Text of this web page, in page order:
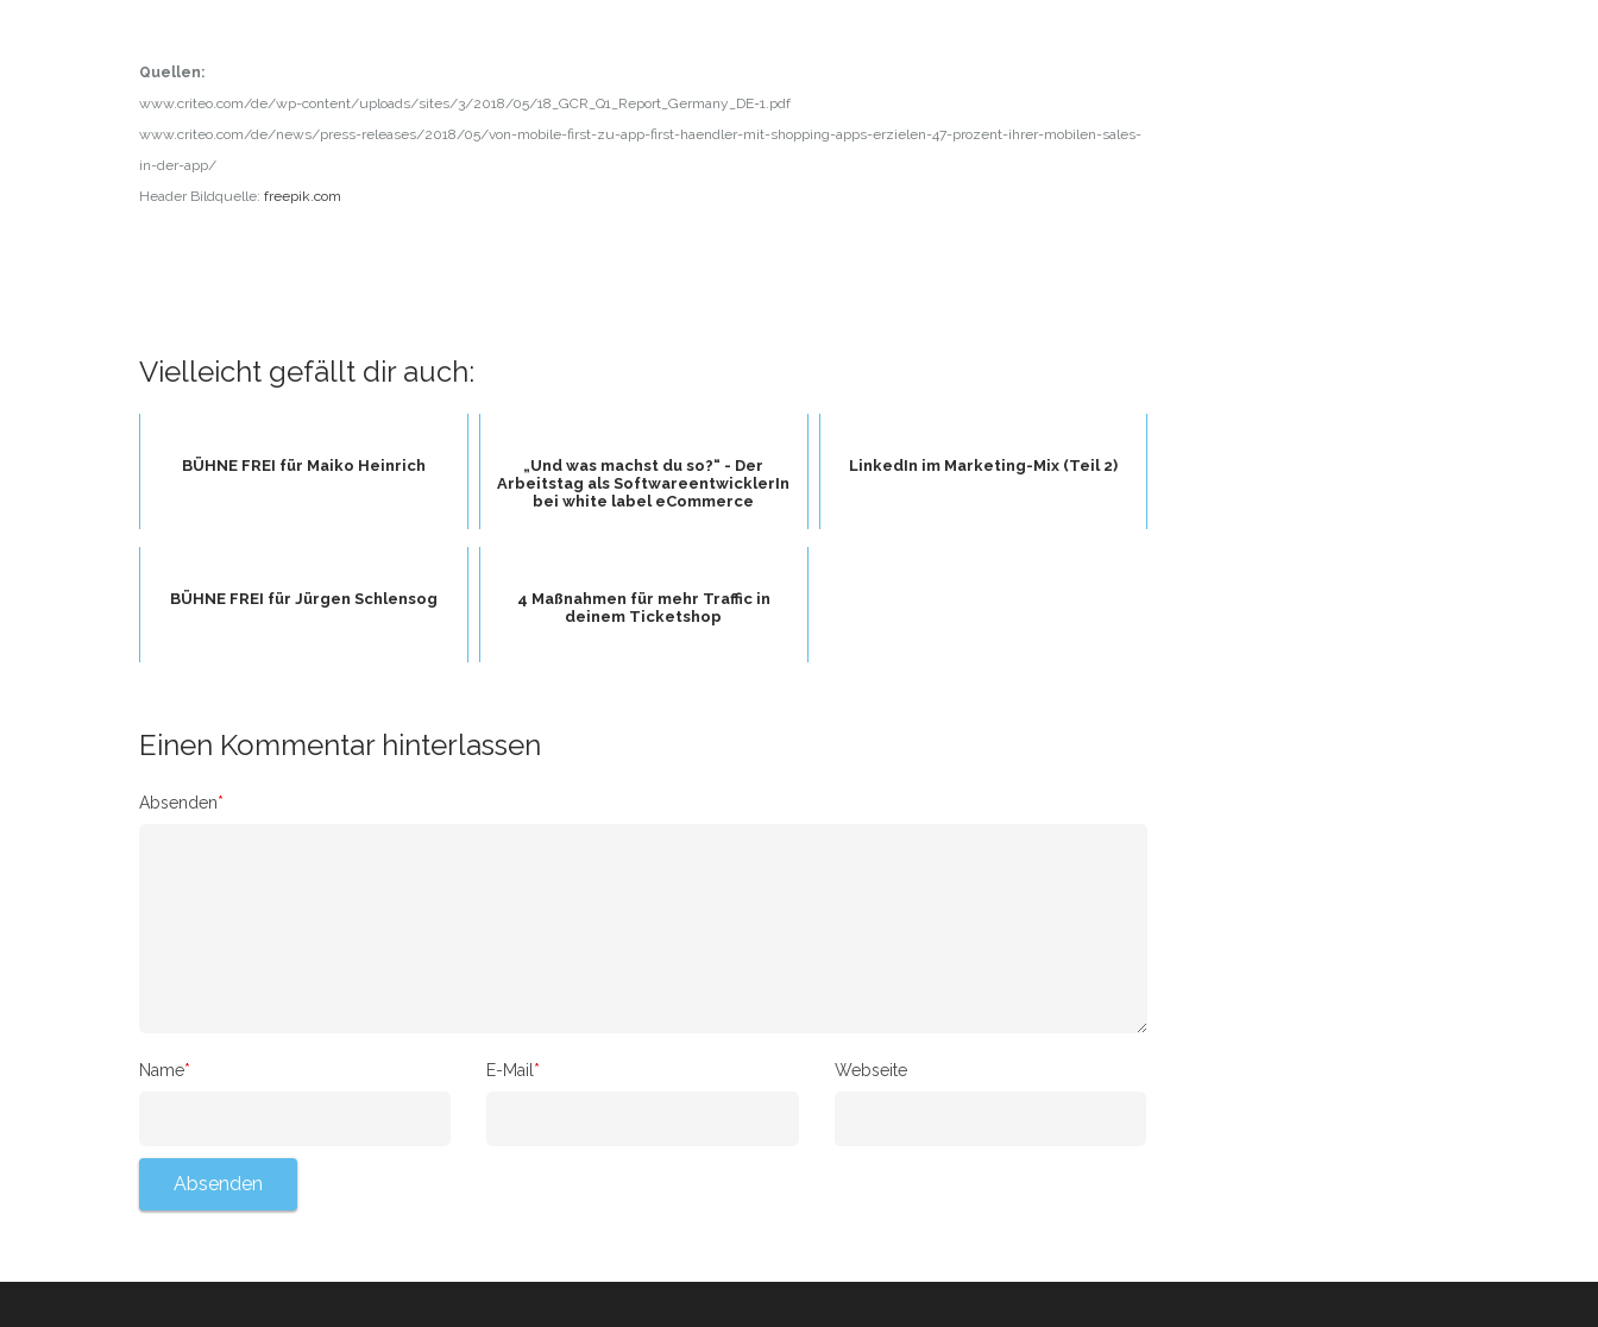
Quellen:
www.criteo.com/de/wp-content/uploads/sites/3/2018/05/18_GCR_Q1_Report_Germany_DE-1.pdf
www.criteo.com/de/news/press-releases/2018/05/von-mobile-first-zu-app-first-haendler-mit-shopping-apps-erzielen-47-prozent-ihrer-mobilen-sales-
in-der-app/
Header Bildquelle: freepik.com
Vielleicht gefällt dir auch:
BÜHNE FREI für Maiko Heinrich
„Und was machst du so?“ - Der
Arbeitstag als SoftwareentwicklerIn
bei white label eCommerce
LinkedIn im Marketing-Mix (Teil 2)
BÜHNE FREI für Jürgen Schlensog
4 Maßnahmen für mehr Traffic in
deinem Ticketshop
Einen Kommentar hinterlassen
Absenden*
Name* E-Mail* Webseite